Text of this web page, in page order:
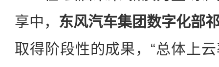
享中， 东风汽车集团数字化部
取得阶段性的成果，“总体上